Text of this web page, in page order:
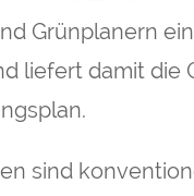
Grünplanern
liefert damit die
sind